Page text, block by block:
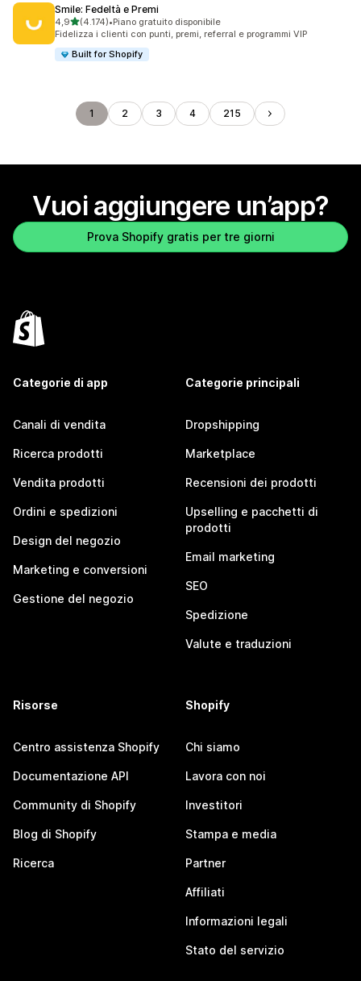
Smile: Fedeltà e Premi
4,9stelle su 5
(4.174)
4174 recensioni totali
•Piano gratuito disponibile
Fidelizza i clienti con punti, premi, referral e programmi VIP
Built for Shopify
1 2 3 4 215
Vuoi aggiungere un’app?
Prova Shopify gratis per tre giorni
Categorie di app
Canali di vendita
Ricerca prodotti
Vendita prodotti
Ordini e spedizioni
Design del negozio
Marketing e conversioni
Gestione del negozio
Categorie principali
Dropshipping
Marketplace
Recensioni dei prodotti
Upselling e pacchetti di
prodotti
Email marketing
SEO
Spedizione
Valute e traduzioni
Risorse
Centro assistenza Shopify
Documentazione API
Community di Shopify
Blog di Shopify
Ricerca
Shopify
Chi siamo
Lavora con noi
Investitori
Stampa e media
Partner
Affiliati
Informazioni legali
Stato del servizio